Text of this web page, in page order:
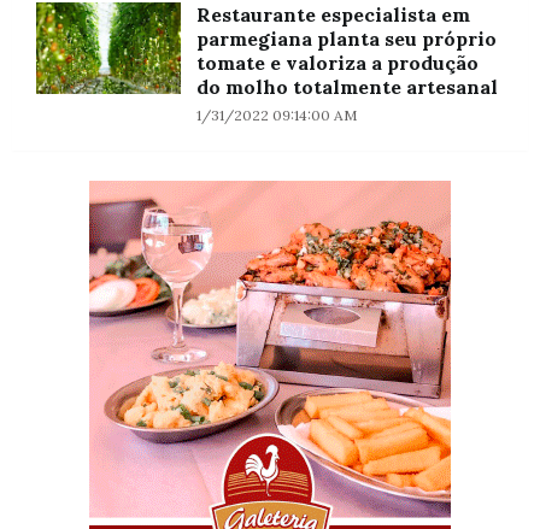
Restaurante especialista em
parmegiana planta seu próprio
tomate e valoriza a produção
do molho totalmente artesanal
1/31/2022 09:14:00 AM